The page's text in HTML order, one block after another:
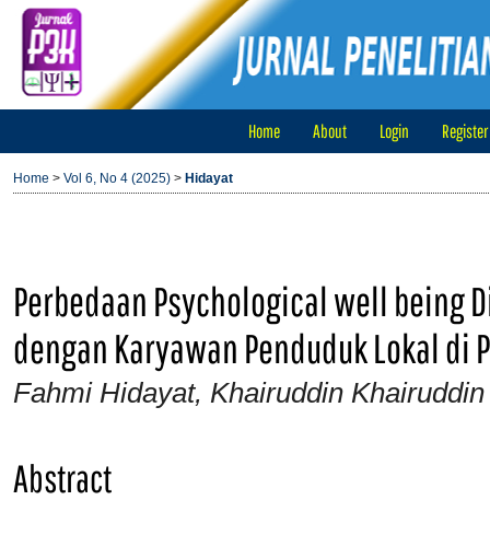
Home About Login Register
Home > Vol 6, No 4 (2025) > Hidayat
Perbedaan Psychological well being
dengan Karyawan Penduduk Lokal di
Fahmi Hidayat, Khairuddin Khairuddin
Abstract